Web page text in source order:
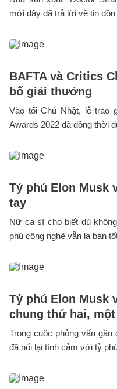
mới đây đã trả lời về tin
BAFTA và Critics
bố giải thưởng
Vào tối Chủ Nhật, lễ trao
Awards 2022 đã đồng thời
Tỷ phú Elon Musk
tay
Nữ ca sĩ cho biết dù
phú công nghệ vẫn là bạn
Tỷ phú Elon Musk
chung thứ hai, một
Trong cuộc phỏng vấn
đã nối lại tình cảm với tỷ